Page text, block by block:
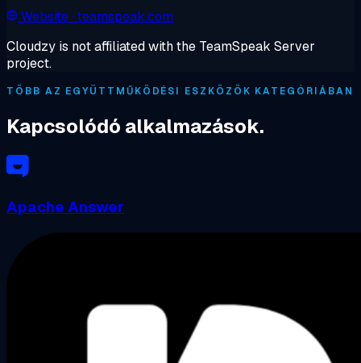
Website· teamspeak.com
Cloudzy is not affiliated with the TeamSpeak Server
project.
TÖBB AZ EGYÜTTMŰKÖDÉSI ESZKÖZÖK KATEGÓRIÁBAN
Kapcsolódó alkalmazások.
Apache Answer